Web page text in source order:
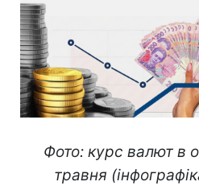
Фото: курс валют в
травня